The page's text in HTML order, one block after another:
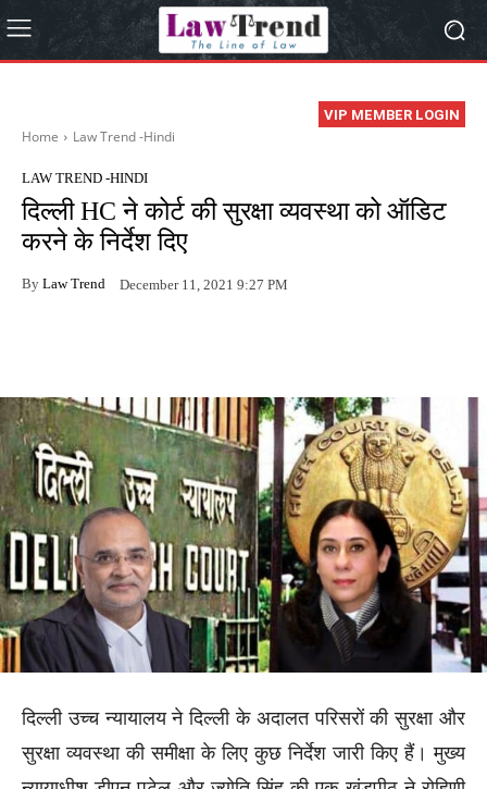
VIP MEMBER LOGIN
Home Law Trend -Hindi
LAW TREND -HINDI
दिल्ली HC ने कोर्ट की सुरक्षा व्यवस्था को ऑडिट
करने के निर्देश दिए
By Law Trend December 11, 2021 9:27 PM
दिल्ली उच्च न्यायालय ने दिल्ली के अदालत परिसरों की सुरक्षा और
सुरक्षा व्यवस्था की समीक्षा के लिए कुछ निर्देश जारी किए हैं। मुख्य